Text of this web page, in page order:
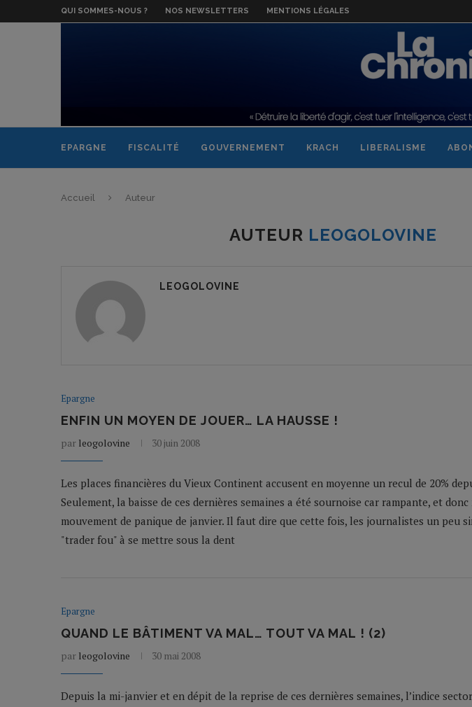
QUI SOMMES-NOUS ? NOS NEWSLETTERS MENTIONS LÉGALES
EPARGNE FISCALITÉ GOUVERNEMENT KRACH LIBERALISME
Accueil Auteur
AUTEUR LEOGOLOVINE
LEOGOLOVINE
Epargne
ENFIN UN MOYEN DE JOUER… LA HAUSSE !
par leogolovine 30 juin 2008
Les places financières du Vieux Continent accusent en moyenne un recul de 20%
Seulement, la baisse de ces dernières semaines a été sournoise car rampante, et
mouvement de panique de janvier. Il faut dire que cette fois, les journalistes un peu
"trader fou" à se mettre sous la dent
Epargne
QUAND LE BÂTIMENT VA MAL… TOUT VA MAL ! (2)
par leogolovine 30 mai 2008
Depuis la mi-janvier et en dépit de la reprise de ces dernières semaines, l’indice